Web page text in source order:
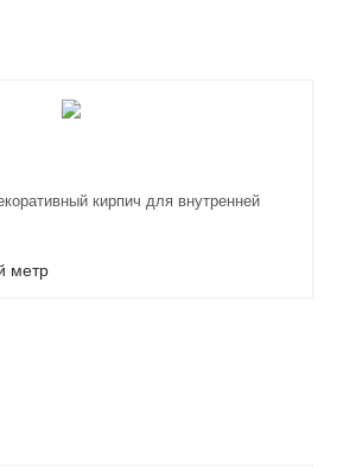
кирпич для внутренней
метр